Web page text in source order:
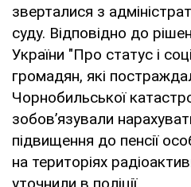
зверталися з
суду. Відповідно до
України "Про статус і
громадян, які
Чорнобильської
зобов’язували
підвищення до пенсії
на територіях
уточнили в поліції.